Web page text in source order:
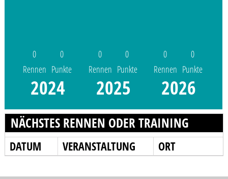
0
Rennen
0
Punkte
2024
0
Rennen
0
Punkte
2025
0
Rennen
0
Punkte
2026
NÄCHSTES RENNEN ODER TRAINING
DATUM VERANSTALTUNG ORT